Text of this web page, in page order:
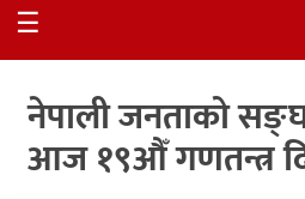
अन्तर्वार्ता
समाज
☰
नेपाली जनताको
आज १९औँ गणतन्त्र